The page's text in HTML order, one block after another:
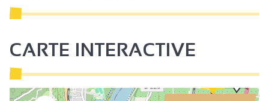
CARTE INTERACTIVE